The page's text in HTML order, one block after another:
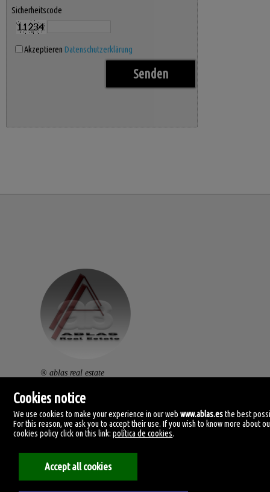
Sicherheitscode
Akzeptieren Datenschutzerklärung
® ablas real estate
av. ramón y cajal, 32.
46470 catarroja. (vlc).
centralita: (+34) 960 119 145
clientes@ablas.es
lunes a viernes: 10:00-13:30 / 16:30-20:00
Cookies notice
We use cookies to make your experience in our webwww.ablas.esthe best
For this reason, we ask you to accept their use. If you wish to know more about
cookies policy click on this link:política de cookies.
Accept all cookies